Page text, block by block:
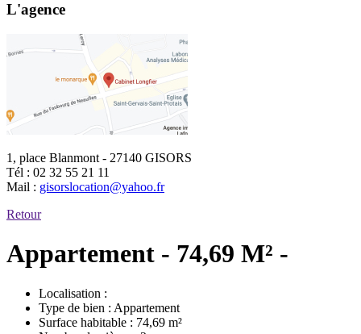
L'agence
1, place Blanmont - 27140 GISORS
Tél : 02 32 55 21 11
Mail : gisorslocation@yahoo.fr
Retour
Appartement - 74,69 M² -
Localisation :
Type de bien : Appartement
Surface habitable : 74,69 m²